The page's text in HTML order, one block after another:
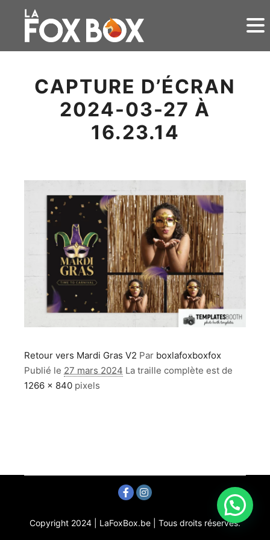
CAPTURE D’ÉCRAN
2024-03-27 À
16.23.14
Retour vers Mardi Gras V2 Par boxlafoxboxfox
Publié le 27 mars 2024 La traille complète est de
1266 × 840 pixels
Copyright 2024 | LaFoxBox.be | Tous droits réservés.